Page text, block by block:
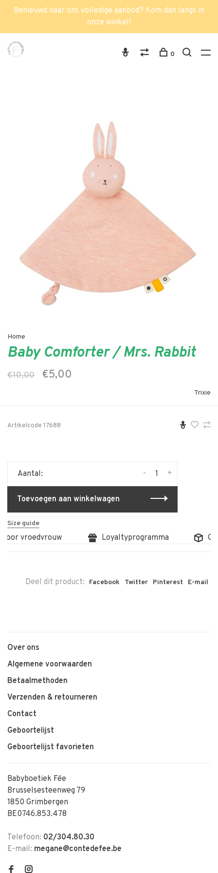
Benieuwd naar ons volledige aanbod? Kom dan langs in
onze winkel!
0
Home
Baby Comforter / Mrs. Rabbit
€10,00 €5,00
Trixie
Artikelcode 17688
Aantal: +
-
Toevoegen aan winkelwagen
Size guide
vroedvrouw Loyaltyprogramma
Deel dit product: Facebook Twitter Pinterest E-mail
Over ons
Algemene voorwaarden
Betaalmethoden
Verzenden & retourneren
Contact
Geboortelijst
Geboortelijst favorieten
Babyboetiek Fée
Brusselsesteenweg 79
1850 Grimbergen
BE0746.853.478
Telefoon: 02/304.80.30
E-mail: megane@contedefee.be